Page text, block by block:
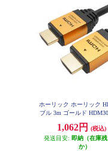
ホーリック ホーリック
ブル 3m ゴールド
1,062円
(税込)
発送目安: 即納（在庫
か）